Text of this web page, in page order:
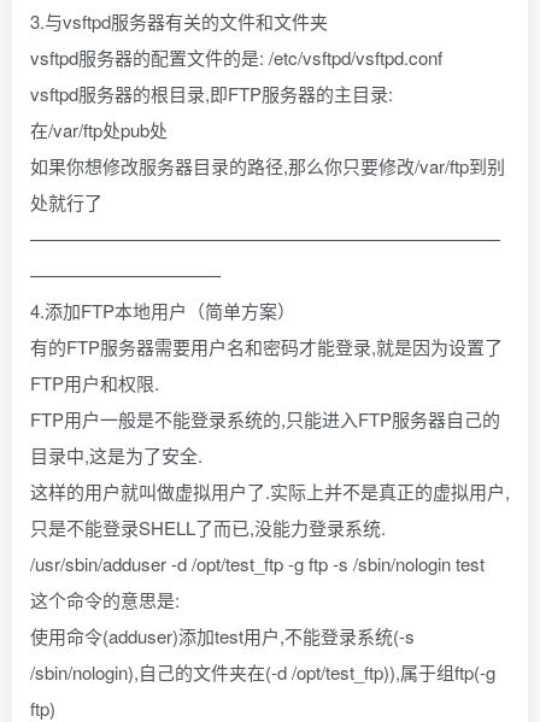
3.与vsftpd服务器有关的文件和文件夹
vsftpd服务器的配置文件的是: /etc/vsftpd/vsftpd.conf
vsftpd服务器的根目录,即FTP服务器的主目录:
在/var/ftp处pub处
如果你想修改服务器目录的路径,那么你只要修改/var/ftp到别
处就行了
——————————————————————————
——————————–
4.添加FTP本地用户（简单方案）
有的FTP服务器需要用户名和密码才能登录,就是因为设置了
FTP用户和权限.
FTP用户一般是不能登录系统的,只能进入FTP服务器自己的
目录中,这是为了安全.
这样的用户就叫做虚拟用户了.实际上并不是真正的虚拟用户,
只是不能登录SHELL了而已,没能力登录系统.
/usr/sbin/adduser -d /opt/test_ftp -g ftp -s /sbin/nologin test
这个命令的意思是:
使用命令(adduser)添加test用户,不能登录系统(-s
/sbin/nologin),自己的文件夹在(-d /opt/test_ftp)),属于组ftp(-g
ftp)